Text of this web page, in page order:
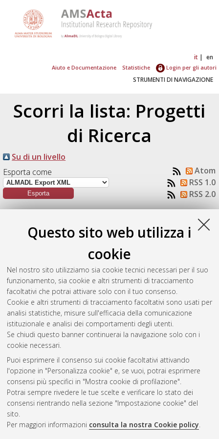
Questo sito web utilizza i
cookie
Nel nostro sito utilizziamo sia cookie tecnici necessari per il suo
funzionamento, sia cookie e altri strumenti di tracciamento
facoltativi che potrai attivare solo con il tuo consenso.
Cookie e altri strumenti di tracciamento facoltativi sono usati per
analisi statistiche, misure sull'efficacia della comunicazione
istituzionale e analisi dei comportamenti degli utenti.
Se chiudi questo banner continuerai la navigazione solo con i
cookie necessari.
Puoi esprimere il consenso sui cookie facoltativi attivando
l'opzione in "Personalizza cookie" e, se vuoi, potrai esprimere
consensi più specifici in "Mostra cookie di profilazione".
Potrai sempre rivedere le tue scelte e verificare lo stato dei
consensi rientrando nella sezione "Impostazione cookie" del
sito.
Per maggiori informazioni consulta la nostra Cookie policy.
it en
Aiuto e Documentazione Statistiche Login per gli autori
STRUMENTI DI NAVIGAZIONE
Scorri la lista: Progetti
di Ricerca
Su di un livello
Esporta come
Atom
RSS 1.0
RSS 2.0
Belvederi Murri, Martino;Fanelli, Flaminia;Pagotto,
;Triolo, Federico
Mezzullo, Marco;Menchetti, Marco
Mondelli, Valeria;Pariante, Carmine;Berardi, Domenico
Tarricone, Ilaria(2016)Neuroactive Steroids in First-Episode
Psychosis: A Role for Progesterone?Schizophrenia Research
and Treatment, 2016 . ISSN 2090-2093
Questa lista e' stata generata ilSun Aug 9 20:33:11 2026
CEST
Atom
Rss
AMS Acta
ISSN: 2038-7954
re3data.org -
doi.org/10.17616/R3P19R
Servizio implementato e
Impostazioni Cookie